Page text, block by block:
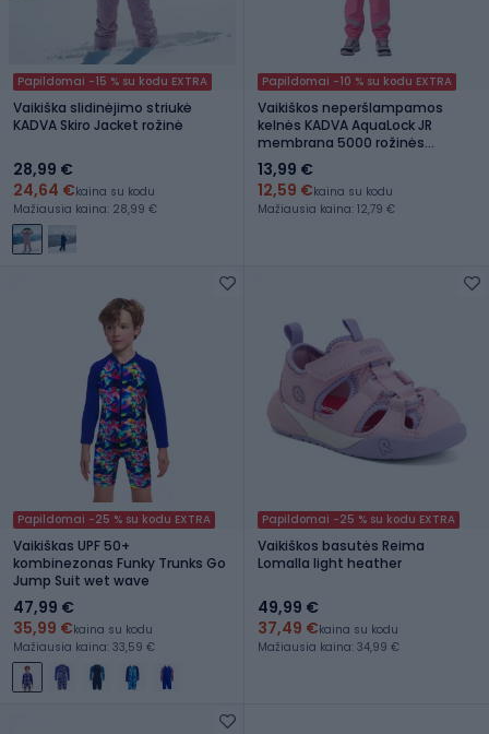
Papildomai -15 % su kodu EXTRA
Vaikiška slidinėjimo striukė
KADVA Skiro Jacket rožinė
28,99 €
24,64 €kaina su kodu
Mažiausia kaina: 28,99 €
Papildomai -10 % su kodu EXTRA
Vaikiškos neperšlampamos
kelnės KADVA AquaLock JR
membrana 5000 rožinės
spalvos
13,99 €
12,59 €kaina su kodu
Mažiausia kaina: 12,79 €
Papildomai -25 % su kodu EXTRA
Vaikiškas UPF 50+
kombinezonas Funky Trunks Go
Jump Suit wet wave
47,99 €
35,99 €kaina su kodu
Mažiausia kaina: 33,59 €
Papildomai -25 % su kodu EXTRA
Vaikiškos basutės Reima
Lomalla light heather
49,99 €
37,49 €kaina su kodu
Mažiausia kaina: 34,99 €